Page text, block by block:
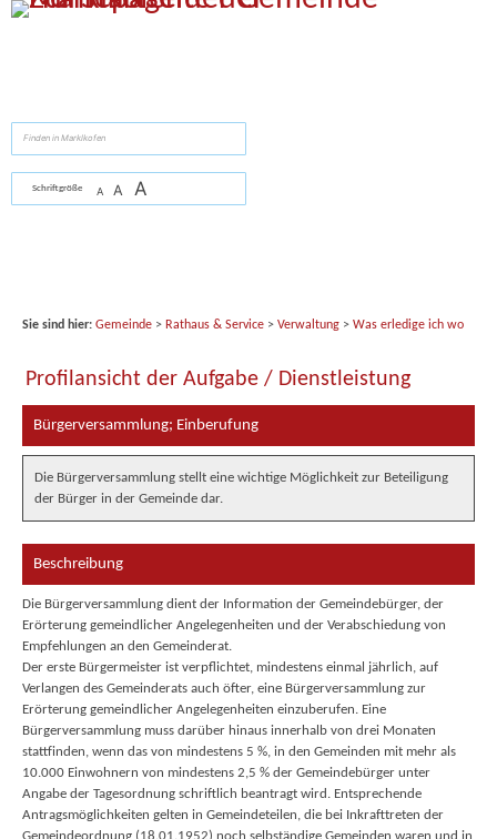
Zum Inhalt,zur Navigationoderzur Startseitespringen.
Schriftgröße A A A
Sie sind hier: Gemeinde> Rathaus & Service> Verwaltung> Was erledige ich wo
Profilansicht der Aufgabe / Dienstleistung
Bürgerversammlung; Einberufung
Die Bürgerversammlung stellt eine wichtige Möglichkeit zur Beteiligung
der Bürger in der Gemeinde dar.
Beschreibung
Die Bürgerversammlung dient der Information der Gemeindebürger, der
Erörterung gemeindlicher Angelegenheiten und der Verabschiedung von
Empfehlungen an den Gemeinderat.
Der erste Bürgermeister ist verpflichtet, mindestens einmal jährlich, auf
Verlangen des Gemeinderats auch öfter, eine Bürgerversammlung zur
Erörterung gemeindlicher Angelegenheiten einzuberufen. Eine
Bürgerversammlung muss darüber hinaus innerhalb von drei Monaten
stattfinden, wenn das von mindestens 5 %, in den Gemeinden mit mehr als
10.000 Einwohnern von mindestens 2,5 % der Gemeindebürger unter
Angabe der Tagesordnung schriftlich beantragt wird. Entsprechende
Antragsmöglichkeiten gelten in Gemeindeteilen, die bei Inkrafttreten der
Gemeindeordnung (18.01.1952) noch selbständige Gemeinden waren und in